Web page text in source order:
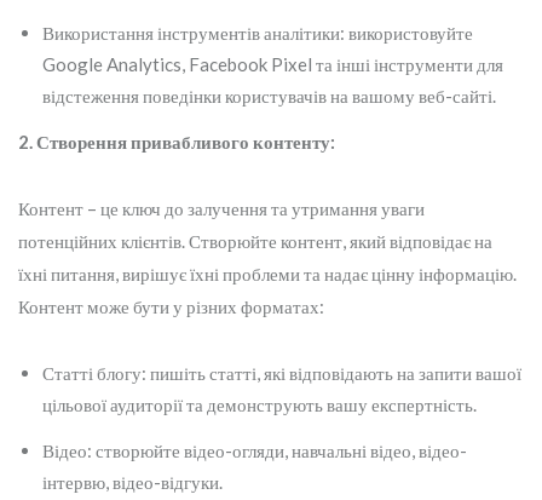
Використання інструментів аналітики: використовуйте
Google Analytics, Facebook Pixel та інші інструменти для
відстеження поведінки користувачів на вашому веб-сайті.
2. Створення привабливого контенту:
Контент – це ключ до залучення та утримання уваги
потенційних клієнтів. Створюйте контент, який відповідає на
їхні питання, вирішує їхні проблеми та надає цінну інформацію.
Контент може бути у різних форматах:
Статті блогу: пишіть статті, які відповідають на запити вашої
цільової аудиторії та демонструють вашу експертність.
Відео: створюйте відео-огляди, навчальні відео, відео-
інтервю, відео-відгуки.